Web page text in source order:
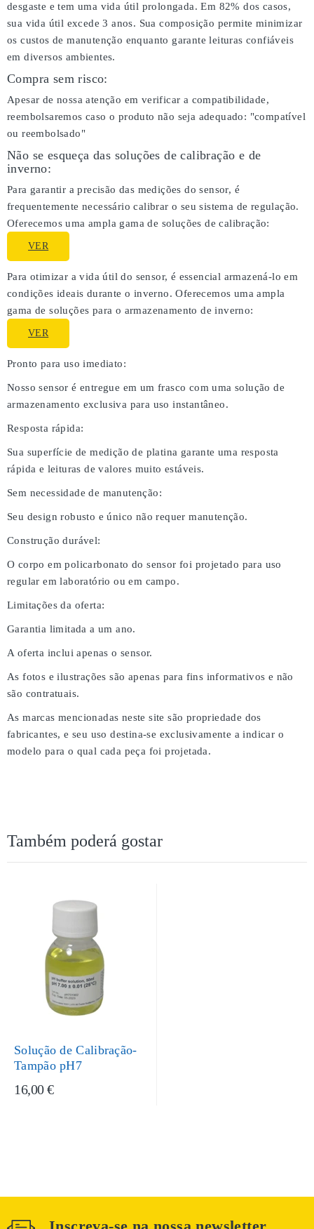
desgaste e tem uma vida útil prolongada. Em 82% dos casos,
sua vida útil excede 3 anos. Sua composição permite minimizar
os custos de manutenção enquanto garante leituras confiáveis
em diversos ambientes.
Compra sem risco:
Apesar de nossa atenção em verificar a compatibilidade,
reembolsaremos caso o produto não seja adequado: "compatível
ou reembolsado"
Não se esqueça das soluções de calibração e de
inverno:
Para garantir a precisão das medições do sensor, é
frequentemente necessário calibrar o seu sistema de regulação.
Oferecemos uma ampla gama de soluções de calibração:
VER
Para otimizar a vida útil do sensor, é essencial armazená-lo em
condições ideais durante o inverno. Oferecemos uma ampla
gama de soluções para o armazenamento de inverno:
VER
Pronto para uso imediato:
Nosso sensor é entregue em um frasco com uma solução de
armazenamento exclusiva para uso instantâneo.
Resposta rápida:
Sua superfície de medição de platina garante uma resposta
rápida e leituras de valores muito estáveis.
Sem necessidade de manutenção:
Seu design robusto e único não requer manutenção.
Construção durável:
O corpo em policarbonato do sensor foi projetado para uso
regular em laboratório ou em campo.
Limitações da oferta:
Garantia limitada a um ano.
A oferta inclui apenas o sensor.
As fotos e ilustrações são apenas para fins informativos e não
são contratuais.
As marcas mencionadas neste site são propriedade dos
fabricantes, e seu uso destina-se exclusivamente a indicar o
modelo para o qual cada peça foi projetada.
Também poderá gostar
Solução de Calibração-
Tampão pH7
16,00 €